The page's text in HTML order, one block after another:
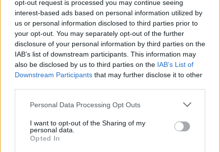
opt-out request is processed you may continue seeing
interest-based ads based on personal information utilized by
us or personal information disclosed to third parties prior to
your opt-out. You may separately opt-out of the further
disclosure of your personal information by third parties on the
IAB’s list of downstream participants. This information may
also be disclosed by us to third parties on the IAB’s List of
Downstream Participants that may further disclose it to other
Personal Data Processing Opt Outs
I want to opt-out of the Sharing of my
personal data.
Opted In
Are you writing from the heart ?
Même le diable doit savoir au fond de lui le niveau d'eau
Écris-tu avec ton coeur ?
Even in his heart the Devil has to know the water level
Écris-tu avec ton coeur ?
Are you writing from the heart ?
de l'expostion universelle, du fait de ses constructions en
stuc blanc (qui contrastaient avec le terne du Chicago de